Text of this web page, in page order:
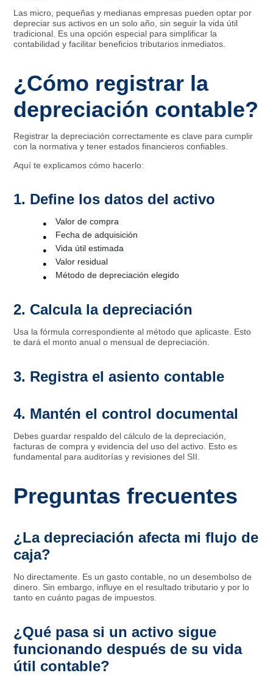
Las micro, pequeñas y medianas empresas pueden optar por
depreciar sus activos en un solo año, sin seguir la vida útil
tradicional. Es una opción especial para simplificar la
contabilidad y facilitar beneficios tributarios inmediatos.
¿Cómo registrar la
depreciación contable?
Registrar la depreciación correctamente es clave para cumplir
con la normativa y tener estados financieros confiables.
Aquí te explicamos cómo hacerlo:
1. Define los datos del activo
Valor de compra
Fecha de adquisición
Vida útil estimada
Valor residual
Método de depreciación elegido
2. Calcula la depreciación
Usa la fórmula correspondiente al método que aplicaste. Esto
te dará el monto anual o mensual de depreciación.
3. Registra el asiento contable
4. Mantén el control documental
Debes guardar respaldo del cálculo de la depreciación,
facturas de compra y evidencia del uso del activo. Esto es
fundamental para auditorías y revisiones del SII.
Preguntas frecuentes
¿La depreciación afecta mi flujo de
caja?
No directamente. Es un gasto contable, no un desembolso de
dinero. Sin embargo, influye en el resultado tributario y por lo
tanto en cuánto pagas de impuestos.
¿Qué pasa si un activo sigue
funcionando después de su vida
útil contable?